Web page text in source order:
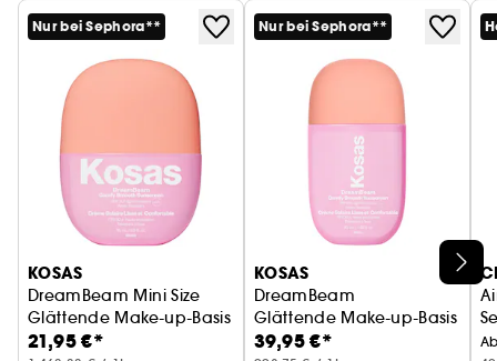
Nur bei Sephora**
KOSAS
DreamBeam Mini Size
Glättende Make-up-Basis SPF 30
21,95 €*
Nur bei Sephora**
KOSAS
DreamBeam
Glättende Make-up-Basis SPF
39,95 €*